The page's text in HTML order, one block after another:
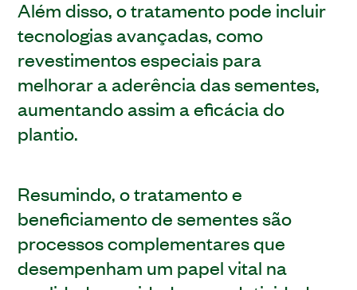
Além disso, o tratamento pode incluir
tecnologias avançadas, como
revestimentos especiais para
melhorar a aderência das sementes,
aumentando assim a eficácia do
plantio.
Resumindo, o tratamento e
beneficiamento de sementes são
processos complementares que
desempenham um papel vital na